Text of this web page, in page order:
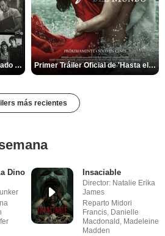
Primer Tráiler Oficial Subtitulado de 'Una última aventura: Detrás de cámaras de Stranger Things 5' Primer Tráiler Oficial de 'Hasta el fin del mundo'
más recientes
Dino
Insaciable
Director: Natalie Erika
James
Reparto Midori
Francis, Danielle
Macdonald, Madeleine
Madden